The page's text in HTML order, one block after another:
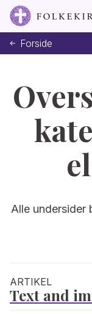
Forside
Alle undersider
ARTIKEL
Text and